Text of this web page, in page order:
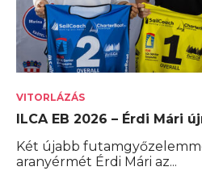
VITORLÁZÁS
ILCA EB 2026 – Érdi Mári
Két újabb
aranyérmét Érdi Mári az...